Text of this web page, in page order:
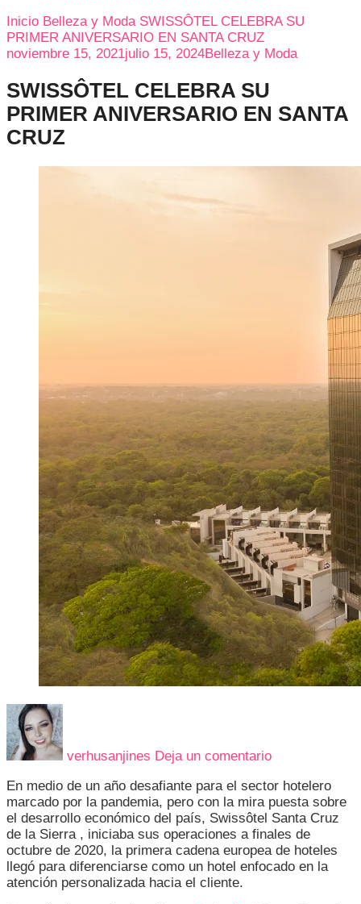
Inicio Belleza y Moda SWISSÔTEL CELEBRA SU
PRIMER ANIVERSARIO EN SANTA CRUZ
noviembre 15, 2021julio 15, 2024Belleza y Moda
SWISSÔTEL CELEBRA SU
PRIMER ANIVERSARIO EN SANTA
CRUZ
verhusanjines Deja un comentarioSU
EN
SANTA
CRUZ
En medio de un año desafiante para el sector hotelero
marcado por la pandemia, pero con la mira puesta sobre
el desarrollo económico del país, Swissôtel Santa Cruz
de la Sierra , iniciaba sus operaciones a finales de
octubre de 2020, la primera cadena europea de hoteles
llegó para diferenciarse como un hotel enfocado en la
atención personalizada hacia el cliente.